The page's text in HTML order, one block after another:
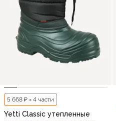
5 668 ₽ × 4 части
Yetti Classic утепленные